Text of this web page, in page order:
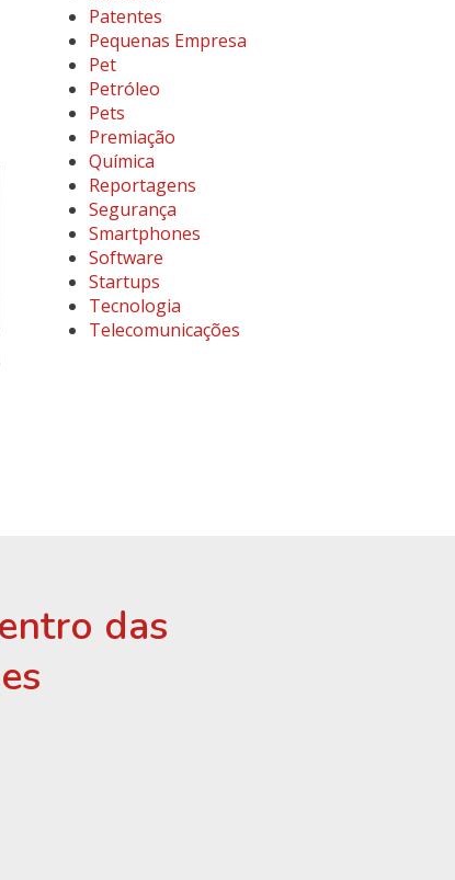
Patentes
Pequenas Empresa
Pet
Petróleo
Pets
Premiação
Química
Reportagens
Segurança
Smartphones
Software
Startups
Tecnologia
Telecomunicações
das